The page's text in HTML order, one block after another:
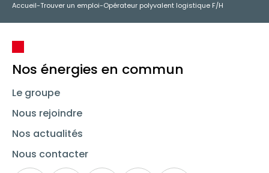
Accueil-Trouver un emploi-Opérateur polyvalent logistique F/H
Nos énergies en commun
Le groupe
Nous rejoindre
Nos actualités
Nous contacter